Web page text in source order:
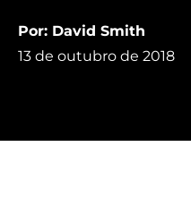
Por: David Smith
13 de outubro de 2018